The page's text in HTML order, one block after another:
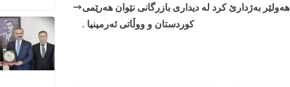
هەولێر بەژدارئ کرد لە دیداری بازرگانی نێوان هەرێمی
کوردستان و ووڵاتی ئەرمینیا .